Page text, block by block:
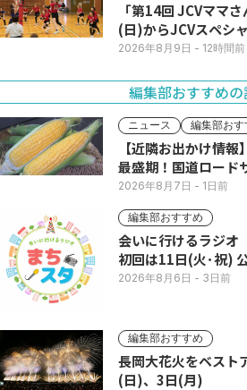
「第14回 JCVママ
(日)からJCVスペシ
2026年8月9日 - 12時間前
編集部おすすめ
ニュース 編集部おす
【近隣お出かけ情
最盛期！国道ロード
い列
2026年8月7日 - 1日前
編集部おすすめ
会いに行けるラジオ
初回は11日(火･祝)
2026年8月6日 - 3日前
編集部おすすめ
長岡大花火をベスト
(日)、3日(月)